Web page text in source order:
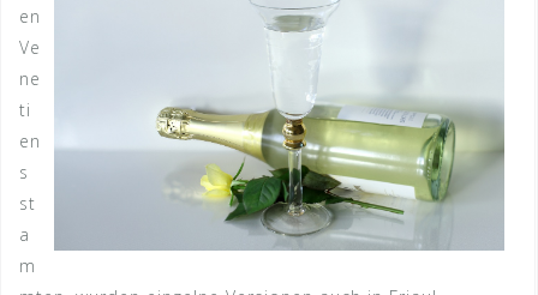
en
Ve
ne
ti
en
s
st
a
m